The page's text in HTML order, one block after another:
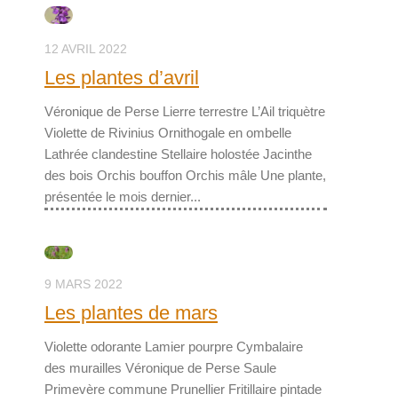
12 AVRIL 2022
Les plantes d’avril
Véronique de Perse Lierre terrestre L’Ail triquètre
Violette de Rivinius Ornithogale en ombelle
Lathrée clandestine Stellaire holostée Jacinthe
des bois Orchis bouffon Orchis mâle Une plante,
présentée le mois dernier...
9 MARS 2022
Les plantes de mars
Violette odorante Lamier pourpre Cymbalaire
des murailles Véronique de Perse Saule
Primevère commune Prunellier Fritillaire pintade